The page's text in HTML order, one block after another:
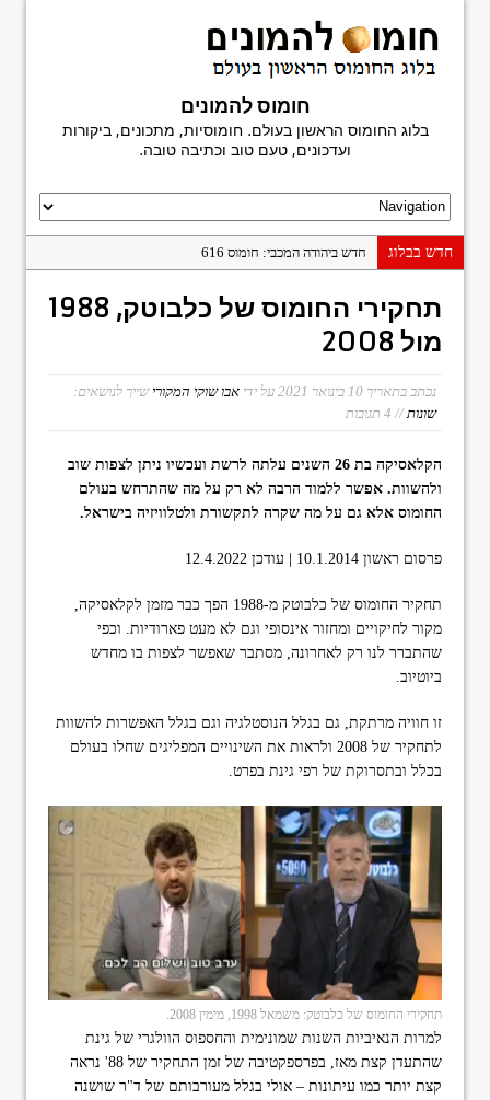
חומוס להמונים
בלוג החומוס הראשון בעולם. חומוסיות, מתכונים, ביקורות
ועדכונים, טעם טוב וכתיבה טובה.
חדש בבלוג
חדש ביהודה המכבי: חומוס 616
חומוס מגן דוד
היסטוריה בפיתה: פלאפל נעים, בני ברק
חומוס חמודי: הפתעה על יהודה הלוי
ביקורת ספר: מדריך החומוסיות הגדול
תחקירי החומוס של כלבוטק, 1988
מול 2008
נכתב בתאריך 10 בינואר 2021 על ידי אבו שוקי המקורי שייך לנושאים:
שונות// 4 תגובות
הקלאסיקה בת 26 השנים עלתה לרשת ועכשיו ניתן לצפות שוב
ולהשוות. אפשר ללמוד הרבה לא רק על מה שהתרחש בעולם
החומוס אלא גם על מה שקרה לתקשורת ולטלוויזיה בישראל.
פרסום ראשון 10.1.2014 | עודכן 12.4.2022
תחקיר החומוס של כלבוטק מ-1988 הפך כבר מזמן לקלאסיקה,
מקור לחיקויים ומחזור אינסופי וגם לא מעט פארודיות. וכפי
שהתברר לנו רק לאחרונה, מסתבר שאפשר לצפות בו מחדש
ביוטיוב.
זו חוויה מרתקת, גם בגלל הנוסטלגיה וגם בגלל האפשרות להשוות
לתחקיר של 2008 ולראות את השינויים המפליגים שחלו בעולם
בכלל ובתסרוקת של רפי גינת בפרט.
תחקירי החומוס של כלבוטק: משמאל 1998, מימין 2008.
למרות הנאיביות השנות שמונימית והחספוס הוולגרי של גינת
שהתעדן קצת מאז, בפרספקטיבה של זמן התחקיר של 88' נראה
קצת יותר כמו עיתונות – אולי בגלל מעורבותם של ד"ר שושנה